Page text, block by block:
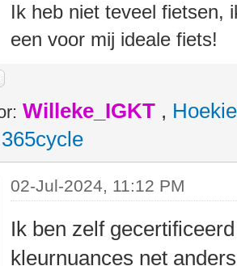
Ik heb niet teveel fietsen,
een voor mij ideale fiets!
Willeke_IGKT , Hoekie
365cycle
02-Jul-2024, 11:12 PM
Ik ben zelf
kleurnuances net